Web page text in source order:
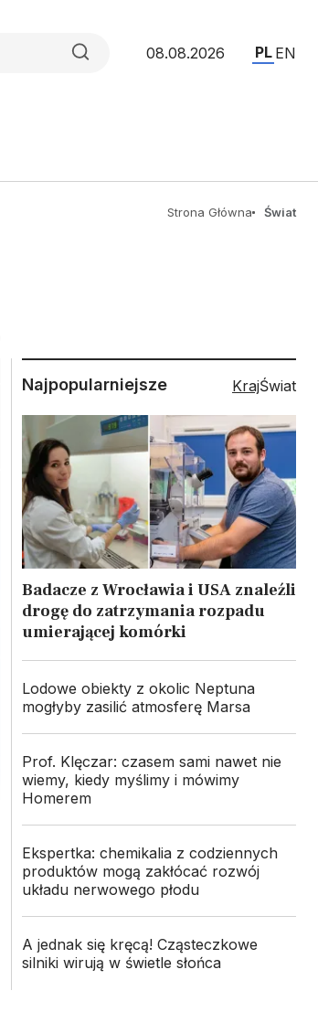
08.08.2026 PL EN
Strona Główna Świat
Najpopularniejsze KrajŚwiat
Badacze z Wrocławia i USA znaleźli
drogę do zatrzymania rozpadu
umierającej komórki
Lodowe obiekty z okolic Neptuna
mogłyby zasilić atmosferę Marsa
Prof. Klęczar: czasem sami nawet nie
wiemy, kiedy myślimy i mówimy
Homerem
Ekspertka: chemikalia z codziennych
produktów mogą zakłócać rozwój
układu nerwowego płodu
A jednak się kręcą! Cząsteczkowe
silniki wirują w świetle słońca